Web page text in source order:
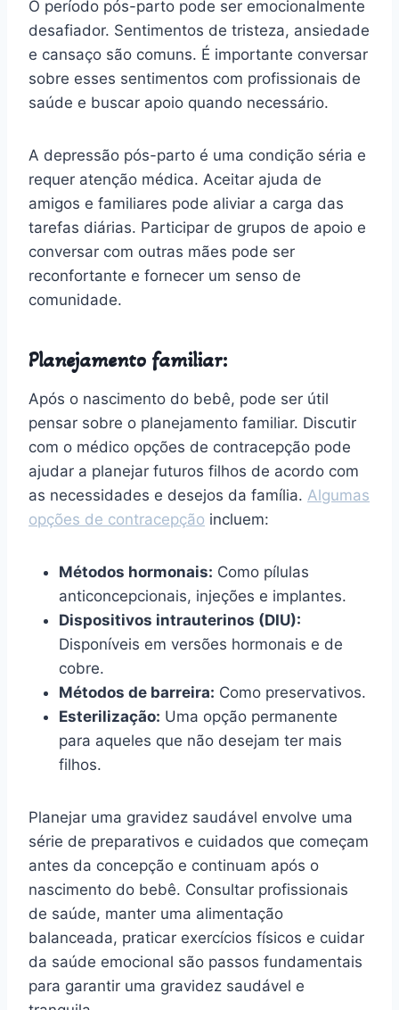
O período pós-parto pode ser emocionalmente
desafiador. Sentimentos de tristeza, ansiedade
e cansaço são comuns. É importante conversar
sobre esses sentimentos com profissionais de
saúde e buscar apoio quando necessário.
A depressão pós-parto é uma condição séria e
requer atenção médica. Aceitar ajuda de
amigos e familiares pode aliviar a carga das
tarefas diárias. Participar de grupos de apoio e
conversar com outras mães pode ser
reconfortante e fornecer um senso de
comunidade.
Planejamento familiar:
Após o nascimento do bebê, pode ser útil
pensar sobre o planejamento familiar. Discutir
com o médico opções de contracepção pode
ajudar a planejar futuros filhos de acordo com
as necessidades e desejos da família. Algumas
opções de contracepção incluem:
Métodos hormonais: Como pílulas
anticoncepcionais, injeções e implantes.
Dispositivos intrauterinos (DIU):
Disponíveis em versões hormonais e de
cobre.
Métodos de barreira: Como preservativos.
Esterilização: Uma opção permanente
para aqueles que não desejam ter mais
filhos.
Planejar uma gravidez saudável envolve uma
série de preparativos e cuidados que começam
antes da concepção e continuam após o
nascimento do bebê. Consultar profissionais
de saúde, manter uma alimentação
balanceada, praticar exercícios físicos e cuidar
da saúde emocional são passos fundamentais
para garantir uma gravidez saudável e